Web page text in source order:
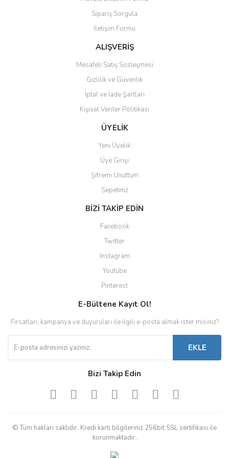
Ürün bilgilerinde hatalar bulunuyor.
Ürün fiyatı diğer sitelerden daha pahalı.
Bu ürüne benzer farklı alternatifler olmalı.
Gönder
Sipariş Sorgula
İletişim Formu
ALIŞVERİŞ
Mesafeli Satış Sözleşmesi
Gizlilik ve Güvenlik
İptal ve İade Şartları
Kişisel Veriler Politikası
ÜYELİK
Yeni Üyelik
Üye Girişi
Şifremi Unuttum
Sepetiniz
BİZİ TAKİP EDİN
Facebook
Twitter
Instagram
Youtube
Pinterest
E-Bültene Kayıt Ol!
Fırsatları, kampanya ve duyuruları ile ilgili e-posta almak ister misiniz?
EKLE
Bizi Takip Edin
© Tüm hakları saklıdır. Kredi kartı bilgileriniz 256bit SSL sertifikası ile
korunmaktadır.